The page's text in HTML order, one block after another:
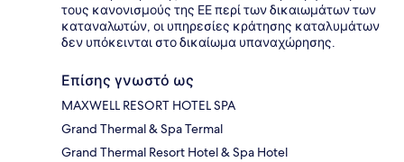
τους κανονισμούς της ΕΕ περί των δικαιωμάτων των
καταναλωτών, οι υπηρεσίες κράτησης καταλυμάτων
δεν υπόκεινται στο δικαίωμα υπαναχώρησης.
Επίσης γνωστό ως
MAXWELL RESORT HOTEL SPA
Grand Thermal & Spa Termal
Grand Thermal Resort Hotel & Spa Hotel